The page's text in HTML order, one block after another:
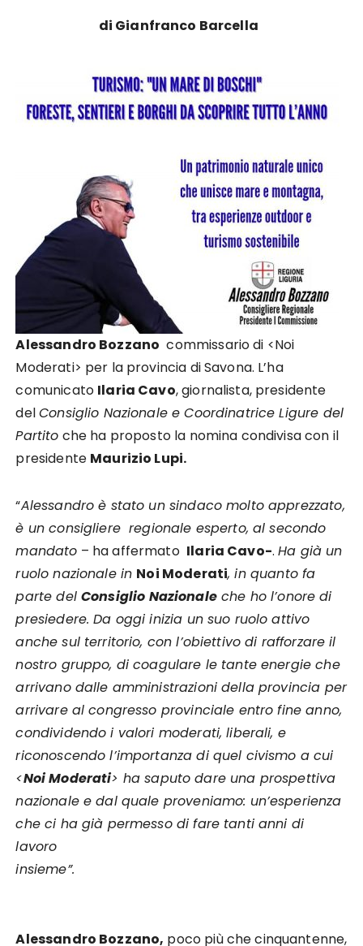
di Gianfranco Barcella
Alessandro Bozzano commissario di <Noi
Moderati> per la provincia di Savona. L’ha
comunicato Ilaria Cavo, giornalista, presidente
delConsiglio Nazionale e Coordinatrice Ligure del
Partito che ha proposto la nomina condivisa con il
presidente Maurizio Lupi.
“Alessandro è stato un sindaco molto apprezzato,
è un consigliere regionale esperto, al secondo
mandato – ha affermato Ilaria Cavo-.Ha già un
ruolo nazionale in Noi Moderati, in quanto fa
parte del Consiglio Nazionaleche ho l’onore di
presiedere. Da oggi inizia un suo ruolo attivo
anche sul territorio, con l’obiettivo di rafforzare il
nostro gruppo, di coagulare le tante energie che
arrivano dalle amministrazioni della provincia per
arrivare al congresso provinciale entro fine anno,
condividendo i valori moderati, liberali, e
riconoscendo l’importanza di quel civismo a cui
<Noi Moderati> ha saputo dare una prospettiva
nazionale e dal quale proveniamo: un’esperienza
che ci ha già permesso di fare tanti anni di
lavoro
insieme”.
Alessandro Bozzano, poco più che cinquantenne,